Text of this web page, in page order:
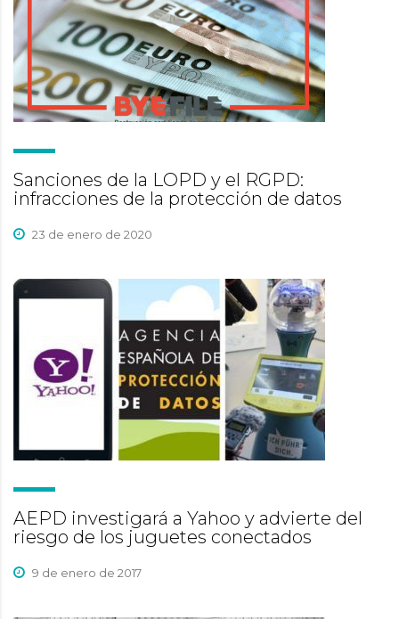
Sanciones de la LOPD y el RGPD:
infracciones de la protección de datos
23 de enero de 2020
AEPD investigará a Yahoo y advierte del
riesgo de los juguetes conectados
9 de enero de 2017